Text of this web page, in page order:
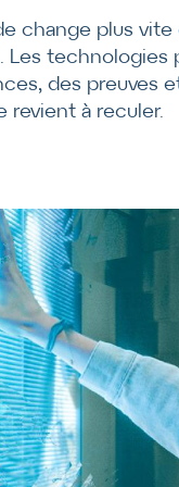
change plus
Les technologies
des preuves
revient à reculer.